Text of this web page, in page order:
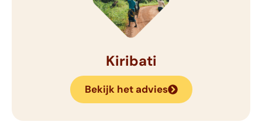
Kiribati
Bekijk het advies